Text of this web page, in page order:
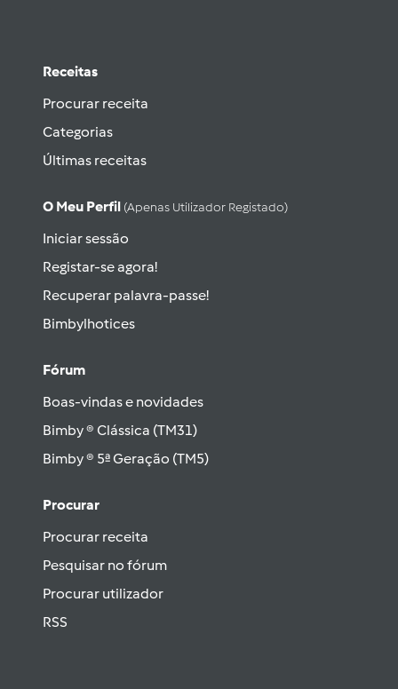
Receitas
Procurar receita
Categorias
Últimas receitas
O Meu Perfil (apenas Utilizador Registado)
Iniciar sessão
Registar-se agora!
Recuperar palavra-passe!
Bimbylhotices
Fórum
Boas-vindas e novidades
Bimby ® Clássica (TM31)
Bimby ® 5ª Geração (TM5)
Procurar
Procurar receita
Pesquisar no fórum
Procurar utilizador
RSS